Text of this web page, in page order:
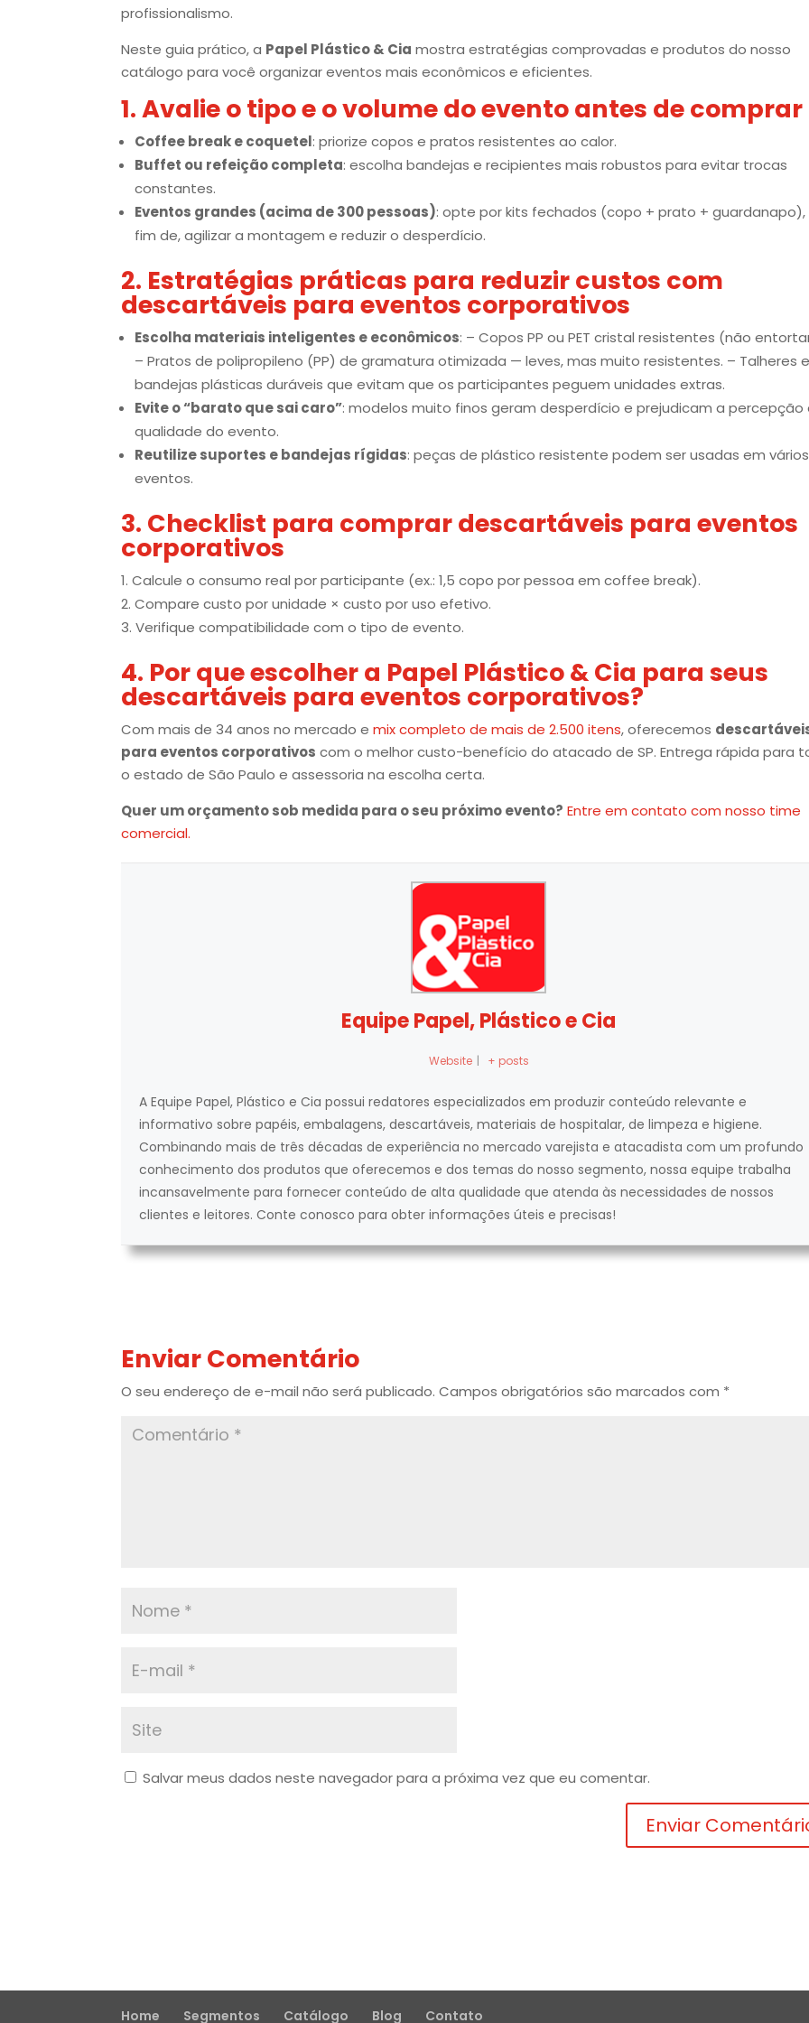
profissionalismo.
Neste guia prático, a Papel Plástico & Cia mostra estratégias comprovadas e produtos do nosso
catálogo para você organizar eventos mais econômicos e eficientes.
1. Avalie o tipo e o volume do evento antes de comprar
Coffee break e coquetel: priorize copos e pratos resistentes ao calor.
Buffet ou refeição completa: escolha bandejas e recipientes mais robustos para evitar trocas
constantes.
Eventos grandes (acima de 300 pessoas): opte por kits fechados (copo + prato + guardanapo),
fim de, agilizar a montagem e reduzir o desperdício.
2. Estratégias práticas para reduzir custos com
descartáveis para eventos corporativos
Escolha materiais inteligentes e econômicos: – Copos PP ou PET cristal resistentes (não
– Pratos de polipropileno (PP) de gramatura otimizada — leves, mas muito resistentes. – Talheres e
bandejas plásticas duráveis que evitam que os participantes peguem unidades extras.
Evite o “barato que sai caro”: modelos muito finos geram desperdício e prejudicam a percepção
qualidade do evento.
Reutilize suportes e bandejas rígidas: peças de plástico resistente podem ser usadas em vários
eventos.
3. Checklist para comprar descartáveis para eventos
corporativos
Calcule o consumo real por participante (ex.: 1,5 copo por pessoa em coffee break).
Compare custo por unidade × custo por uso efetivo.
Verifique compatibilidade com o tipo de evento.
4. Por que escolher a Papel Plástico & Cia para seus
descartáveis para eventos corporativos?
Com mais de 34 anos no mercado emix completo de mais de 2.500 itens, oferecemos
para eventos corporativos com o melhor custo-benefício do atacado de SP. Entrega rápida para
o estado de São Paulo e assessoria na escolha certa.
Quer um orçamento sob medida para o seu próximo evento? Entre em contato com nosso time
comercial.
Equipe Papel, Plástico e Cia
Website | + posts
A Equipe Papel, Plástico e Cia possui redatores especializados em produzir conteúdo relevante e
informativo sobre papéis, embalagens, descartáveis, materiais de hospitalar, de limpeza e higiene.
Combinando mais de três décadas de experiência no mercado varejista e atacadista com um profundo
conhecimento dos produtos que oferecemos e dos temas do nosso segmento, nossa equipe trabalha
incansavelmente para fornecer conteúdo de alta qualidade que atenda às necessidades de nossos
clientes e leitores. Conte conosco para obter informações úteis e precisas!
Enviar Comentário
O seu endereço de e-mail não será publicado. Campos obrigatórios são marcados com *
Salvar meus dados neste navegador para a próxima vez que eu comentar.
Home Segmentos Catálogo Blog Contato